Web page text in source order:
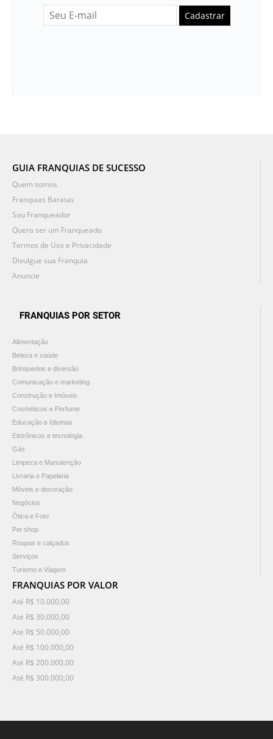
Cadastrar
GUIA FRANQUIAS DE SUCESSO
Quem somos
Franquias Baratas
Sou Franqueador
Quero ser um Franqueado
Termos de Uso e Privacidade
Divulgue sua Franquia
Anuncie
FRANQUIAS POR SETOR
Alimentação
Beleza e saúde
Brinquedos e diversão
Comunicação e marketing
Construção e Imóveis
Cosméticos e Perfume
Educação e Idiomas
Eletrônicos e tecnologia
Gás
Limpeza e Manutenção
Livraria e Papelaria
Móveis e decoração
Negócios
Ótica e Foto
Pet shop
Roupas e calçados
Serviços
Turismo e Viagem
FRANQUIAS POR VALOR
Até R$ 10.000,00
Até R$ 30.000,00
Até R$ 50.000,00
Até R$ 100.000,00
Até R$ 200.000,00
Até R$ 300.000,00